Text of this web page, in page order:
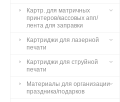
Картр. для матричных
принтеров/кассовых апп/
лента для заправки
Картриджи для лазерной
печати
Картриджи для струйной
печати
Материалы для организации
праздника/подарков